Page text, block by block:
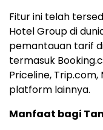
Fitur ini telah
Hotel Group di
pemantauan tarif
termasuk
Priceline,
platform lainnya.
Manfaat bagi